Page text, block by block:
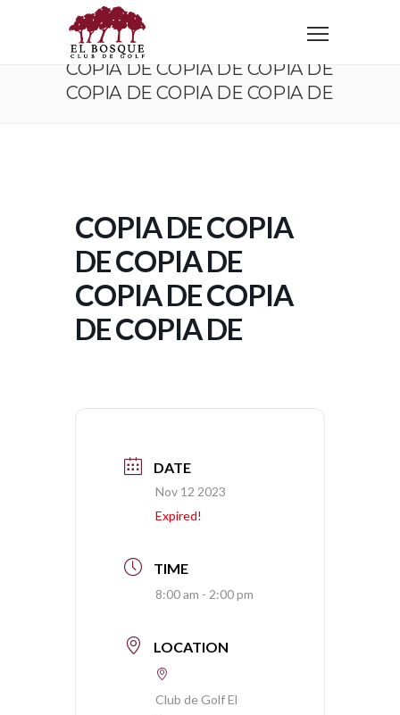
Home
Copia de Copia de Copia de Copia de Copia de Copia de
COPIA DE COPIA DE COPIA DE
COPIA DE COPIA DE COPIA DE
COPIA DE COPIA
DE COPIA DE
COPIA DE COPIA
DE COPIA DE
DATE
Nov 12 2023
Expired!
TIME
8:00 am - 2:00 pm
LOCATION
Club de Golf El